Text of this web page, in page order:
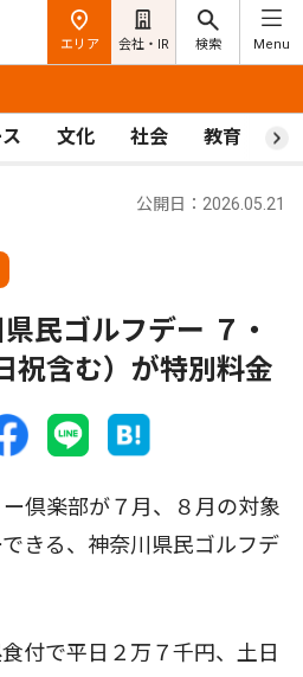
エリア 会社・IR 検索 Menu
文化 社会 教育 ス
公開日：2026.05.21
民ゴルフデー ７・
祝含む）が特別料金
倶楽部が７月、８月の対象
きる、神奈川県民ゴルフデ
付で平日２万７千円、土日